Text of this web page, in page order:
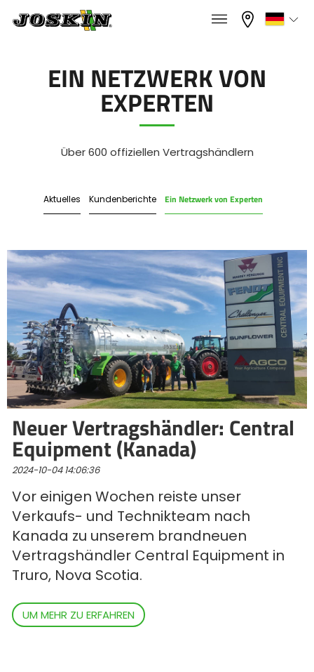
Menü
GRUPPE
FINDEN & KAUFEN
JOSKIN WELT
FAN SHOP
PARTS BOOK
JOBS
KONTAKT
MyJOSKIN
×
×
Français
English
Nederlands
Español
Polski
Downloaden Sie die Broschüre
Italiano
Română
Magyar
EIN NETZWERK VON
EXPERTEN
Über 600 offiziellen Vertragshändlern
Aktuelles Kundenberichte Ein Netzwerk von Experten
Neuer Vertragshändler: Central
Equipment (Kanada)
2024-10-04 14:06:36
Vor einigen Wochen reiste unser
Verkaufs- und Technikteam nach
Kanada zu unserem brandneuen
Vertragshändler Central Equipment in
Truro, Nova Scotia.
UM MEHR ZU ERFAHREN